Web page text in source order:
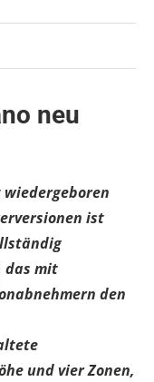
neu
wiedergeboren
ist
das mit
den
und vier Zonen,